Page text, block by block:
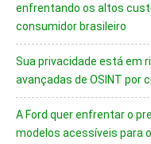
enfrentando os altos
consumidor brasileiro
Sua privacidade está em
avançadas de OSINT por
A Ford quer enfrentar o
modelos acessíveis para